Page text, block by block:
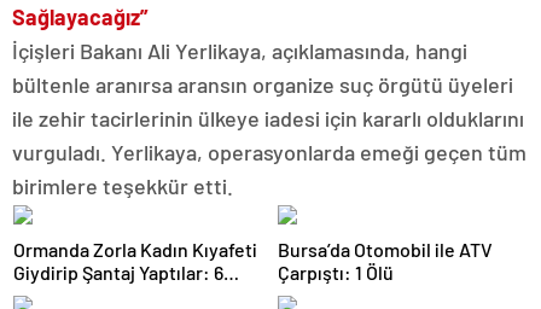
Sağlayacağız”
İçişleri Bakanı Ali Yerlikaya, açıklamasında, hangi
bültenle aranırsa aransın organize suç örgütü üyeleri
ile zehir tacirlerinin ülkeye iadesi için kararlı olduklarını
vurguladı. Yerlikaya, operasyonlarda emeği geçen tüm
birimlere teşekkür etti.
Ormanda Zorla Kadın Kıyafeti
Giydirip Şantaj Yaptılar: 6
Gözaltı
Bursa’da Otomobil ile ATV
Çarpıştı: 1 Ölü